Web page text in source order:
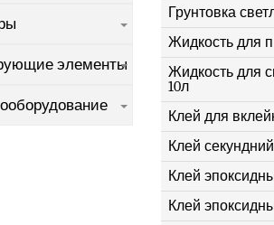
элементы
Грунтовка
Жидкость для
Жидкость для
10л
Клей для
Клей
Клей
Клей